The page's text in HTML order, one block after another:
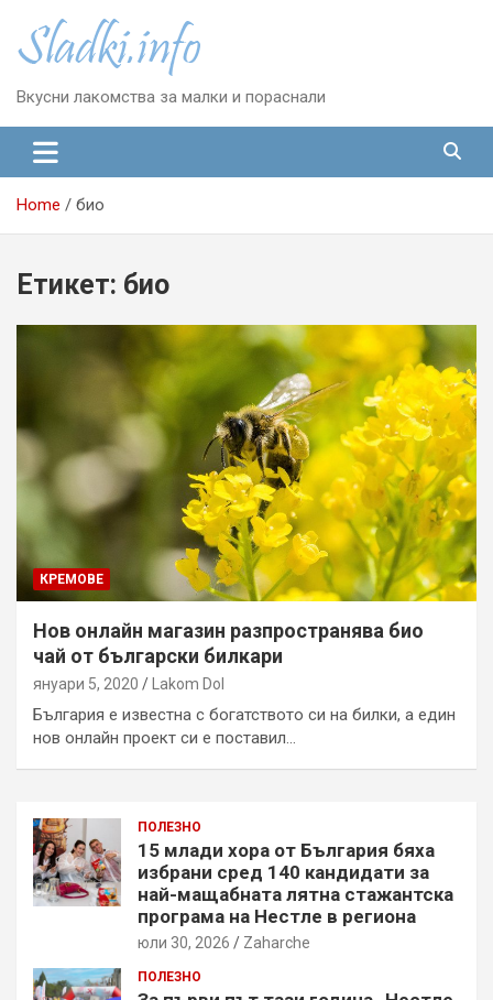
content
Вкусни лакомства за малки и пораснали
Home био
Етикет: био
КРЕМОВЕ
Нов онлайн магазин разпространява био
чай от български билкари
януари 5, 2020 Lakom Dol
България е известна с богатството си на билки, а един
нов онлайн проект си е поставил…
ПОЛЕЗНО
15 млади хора от България бяха
избрани сред 140 кандидати за
най-мащабната лятна стажантска
програма на Нестле в региона
юли 30, 2026 Zaharche
ПОЛЕЗНО